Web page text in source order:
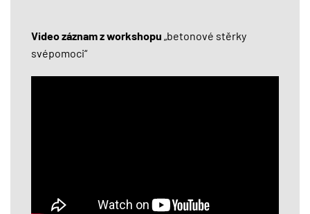
Video záznam z workshopu „betonové stěrky
svépomoci“